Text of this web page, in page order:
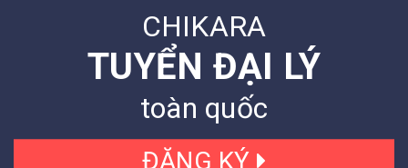
CHIKARA
TUYỂN ĐẠI LÝ
toàn quốc
ĐĂNG KÝ